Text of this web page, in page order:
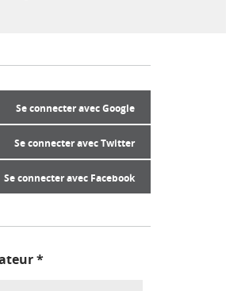
Se connecter avec Google
Se connecter avec Twitter
Se connecter avec Facebook
*